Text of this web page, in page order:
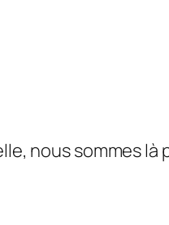
nous sommes là